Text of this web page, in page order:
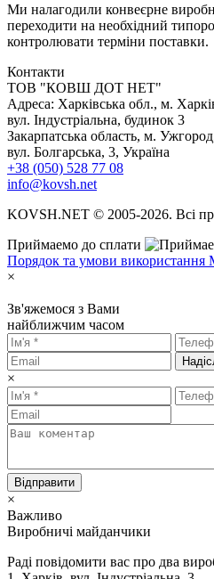
Ми налагодили конвеєрне
переходити на необхідний
контролювати терміни поставки.
Контакти
TOB "КОВШ ДОТ НЕТ"
Адреса: Харківська обл., м.
вул. Індустріальна, будинок 3
Закарпатська область, м.
вул. Болгарська, 3, Україна
+38 (050) 528 77 08
info@kovsh.net
KOVSH.NET © 2005-2026. Всі
Приймаемо до сплати
Порядок та умови використання
×
Зв'яжемося з Вами
найближчим часом
×
Відправити
×
Важливо
Виробничі майданчики
Раді повідомити вас про два